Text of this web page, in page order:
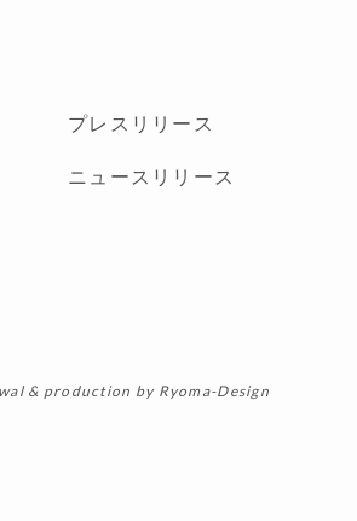
プレスリリース
ニュースリリース
& production by Ryoma-Design